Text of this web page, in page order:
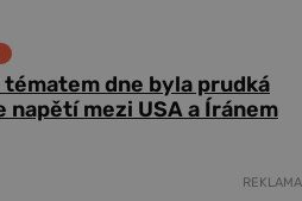
tématem dne byla prudká
napětí mezi USA a Íránem
REKLAMA